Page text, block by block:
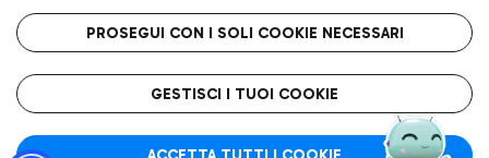
Wine Bar & Sparkling
Raggiungi l’aeroporto senza pensieri con il servizio di taxi a
Mappa Aeroporto Fiumicino
Roma FCO
L'aeroporto stellato
PROSEGUI CON I SOLI COOKIE NECESSARI
GESTISCI I TUOI COOKIE